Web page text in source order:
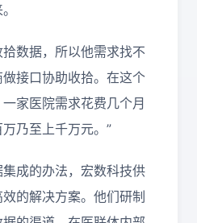
数据，所以他需求找不
接口协助收拾。在这个
家医院需求花费几个月
乃至上千万元。”
成的办法，宏数科技供
的解决方案。他们研制